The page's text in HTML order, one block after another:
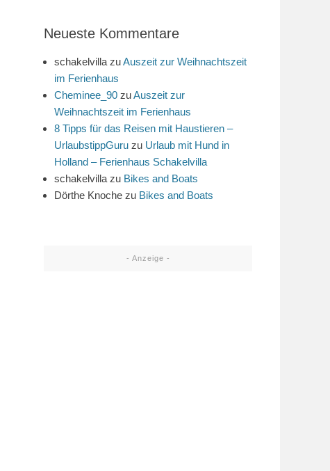
Neueste Kommentare
schakelvilla zuAuszeit zur Weihnachtszeit
im Ferienhaus
Cheminee_90 zuAuszeit zur
Weihnachtszeit im Ferienhaus
8 Tipps für das Reisen mit Haustieren –
UrlaubstippGuru zu Urlaub mit Hund in
Holland – Ferienhaus Schakelvilla
schakelvilla zu Bikes and Boats
Dörthe Knoche zu Bikes and Boats
- Anzeige -